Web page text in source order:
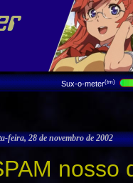
Sux-o-meter(tm)
28 de novembro de 2002
nosso